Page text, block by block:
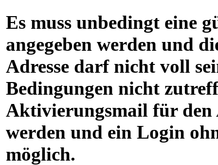
Es muss unbedingt eine
angegeben werden und
Adresse darf nicht voll
Bedingungen nicht
Aktivierungsmail für den
werden und ein Login
möglich.